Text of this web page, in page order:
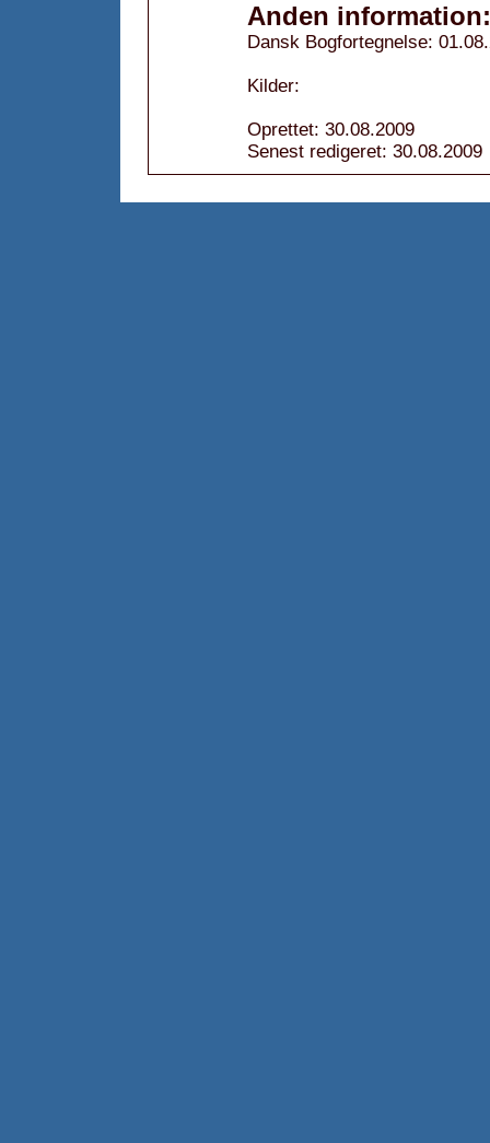
Anden information:
Dansk Bogfortegnelse:
Kilder:
Oprettet: 30.08.2009
Senest redigeret: 30.08.2009